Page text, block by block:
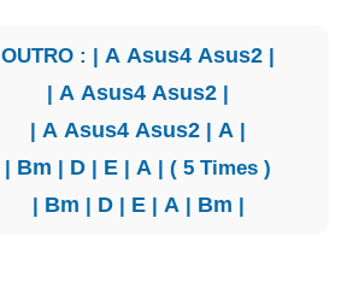
OUTRO : | A Asus4 Asus2 |
| A Asus4 Asus2 |
| A Asus4 Asus2 | A |
| Bm | D | E | A | ( 5 Times )
| Bm | D| E| A | Bm |